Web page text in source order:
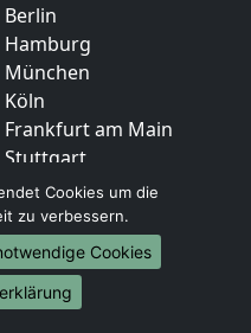
Hamburg
am Main
Stuttgart
Düsseldorf
Leipzig
Dortmund
Cookies um die
zu verbessern.
Cookies